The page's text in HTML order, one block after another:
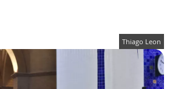
Thiago Leon